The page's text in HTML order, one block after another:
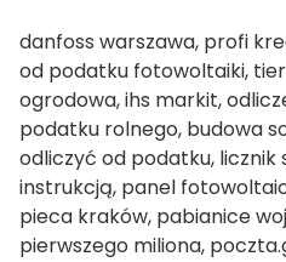
danfoss warszawa, profi
od podatku fotowoltaiki, tier
ogrodowa, ihs markit,
podatku rolnego, budowa
odliczyć od podatku, licznik
instrukcją, panel
pieca kraków, pabianice
pierwszego miliona,